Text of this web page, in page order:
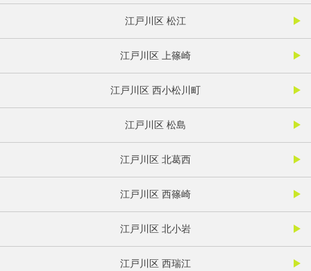
江戸川区 松江
江戸川区 上篠崎
江戸川区 西小松川町
江戸川区 松島
江戸川区 北葛西
江戸川区 西篠崎
江戸川区 北小岩
江戸川区 西瑞江